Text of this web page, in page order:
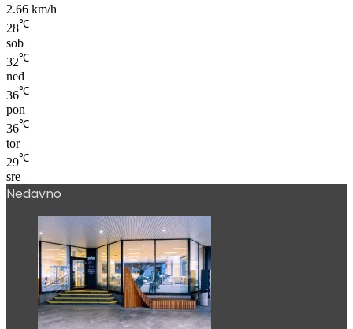
2.66 km/h
28℃
sob
32℃
ned
36℃
pon
36℃
tor
29℃
sre
Nedavno